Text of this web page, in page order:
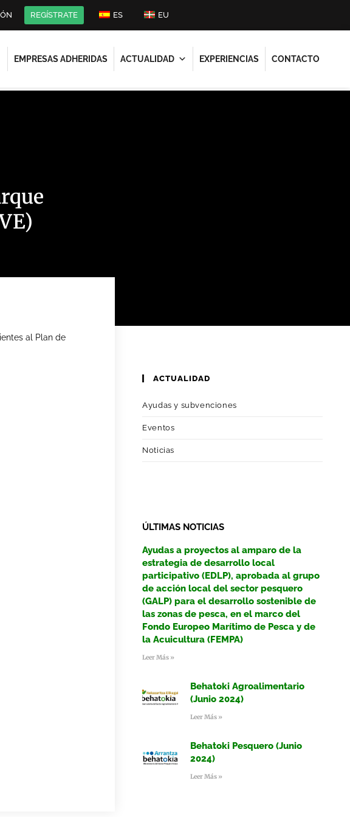
REGÍSTRATE ES EU
EMPRESAS ADHERIDAS ACTUALIDAD EXPERIENCIAS CONTACTO
al Plan de
ACTUALIDAD
Ayudas y subvenciones
Eventos
Noticias
ÚLTIMAS NOTICIAS
Ayudas a proyectos al amparo de la
estrategia de desarrollo local
participativo (EDLP), aprobada al grupo
de acción local del sector pesquero
(GALP) para el desarrollo sostenible de
las zonas de pesca, en el marco del
Fondo Europeo Marítimo de Pesca y de
la Acuicultura (FEMPA)
Leer Más »
Behatoki Agroalimentario
(Junio 2024)
Leer Más »
Behatoki Pesquero (Junio
2024)
Leer Más »